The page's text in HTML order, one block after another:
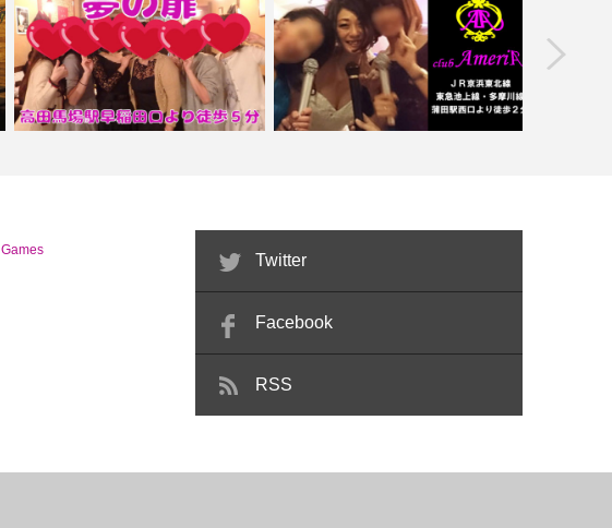
【高田馬場】夢の扉【喫煙目的店】 【蒲田】club AmeriA【喫煙目的店】
Games
Twitter
Facebook
RSS